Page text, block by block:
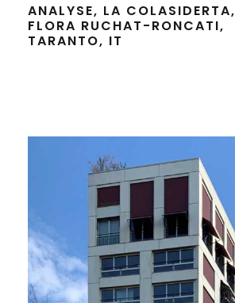
ANALYSE, LA COLASIDERTA,
FLORA RUCHAT-RONCATI,
TARANTO, IT